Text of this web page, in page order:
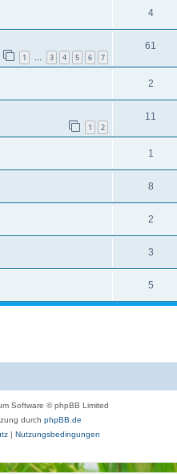
4
1 … 3 4 5 6 7
61
2
1 2
11
1
8
2
3
5
Software © phpBB Limited
durch phpBB.de
| Nutzungsbedingungen